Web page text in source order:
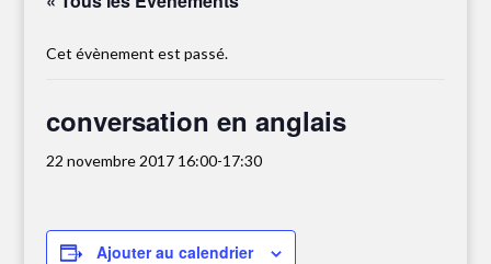
Cet évènement est passé.
conversation en anglais
22 novembre 2017 16:00-17:30
Ajouter au calendrier